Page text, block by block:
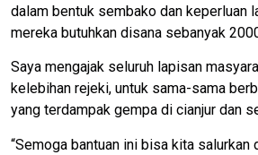
dalam bentuk sembako dan keperluan
mereka butuhkan disana sebanyak
Saya mengajak seluruh lapisan
kelebihan rejeki, untuk sama-sama
yang terdampak gempa di cianjur dan
“Semoga bantuan ini bisa kita salurkan